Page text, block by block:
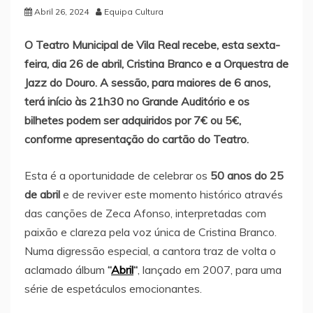
Abril 26, 2024 Equipa Cultura
O Teatro Municipal de Vila Real recebe, esta sexta-
feira, dia 26 de abril, Cristina Branco e a Orquestra de
Jazz do Douro. A sessão, para maiores de 6 anos,
terá início às 21h30 no Grande Auditório e os
bilhetes podem ser adquiridos por 7€ ou 5€,
conforme apresentação do cartão do Teatro.
Esta é a oportunidade de celebrar os 50 anos do 25
de abril e de reviver este momento histórico através
das canções de Zeca Afonso, interpretadas com
paixão e clareza pela voz única de Cristina Branco.
Numa digressão especial, a cantora traz de volta o
aclamado álbum “Abril“, lançado em 2007, para uma
série de espetáculos emocionantes.